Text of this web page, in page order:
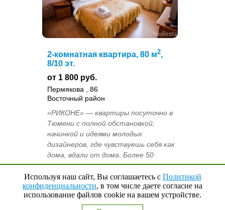
2-комнатная квартира, 80 м2,
8/10 эт.
от 1 800 руб.
Пермякова , 86
Восточный район
«РИКОНЕ» — квартиры посуточно в
Тюмени с полной обстановкой,
начинкой и идеями молодых
дизайнеров, где чувствуешь себя как
дома, вдали от дома. Более 50
разноместных квартир во всех
районах города Тюм...
Екатерина
Используя наш сайт, Вы соглашаетесь с Политикой
конфиденциальности, в том числе даете согласие на
использование файлов cookie на вашем устройстве.
Выбранные квартиры 0 Наверх